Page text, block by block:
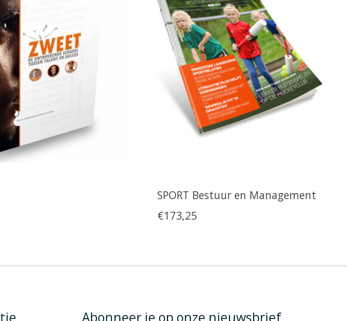
SPORT Bestuur en Management
€173,25
Abonneer je op onze nieuwsbrief